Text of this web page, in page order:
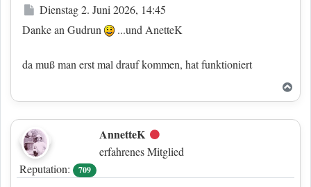
Beitrag
Dienstag 2. Juni 2026, 14:45
Danke an Gudrun
...und AnetteK
da muß man erst mal drauf kommen, hat funktioniert
AnnetteK Offline
erfahrenes Mitglied
Reputation:
709